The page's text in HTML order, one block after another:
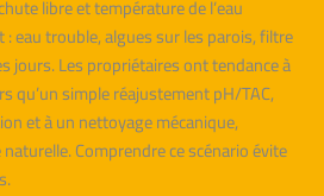
libre et température de l’eau
: eau trouble, algues sur les parois, filtre
jours. Les propriétaires ont tendance à
qu’un simple réajustement pH/TAC,
et à un nettoyage mécanique,
Comprendre ce scénario évite